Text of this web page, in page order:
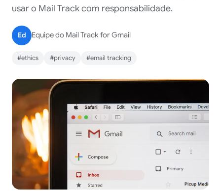
usar o Mail Track com responsabilidade.
Ed Equipe do Mail Track for Gmail
#ethics #privacy #email tracking